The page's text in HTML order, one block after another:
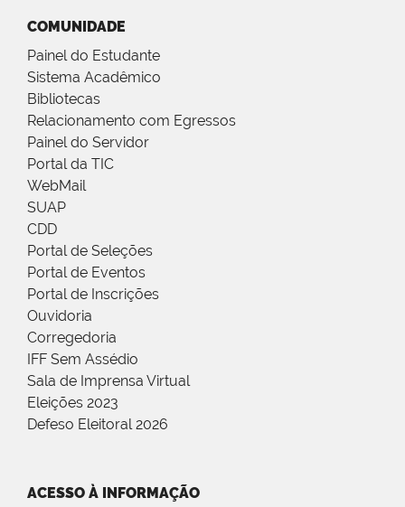
COMUNIDADE
Painel do Estudante
Sistema Acadêmico
Bibliotecas
Relacionamento com Egressos
Painel do Servidor
Portal da TIC
WebMail
SUAP
CDD
Portal de Seleções
Portal de Eventos
Portal de Inscrições
Ouvidoria
Corregedoria
IFF Sem Assédio
Sala de Imprensa Virtual
Eleições 2023
Defeso Eleitoral 2026
ACESSO À INFORMAÇÃO